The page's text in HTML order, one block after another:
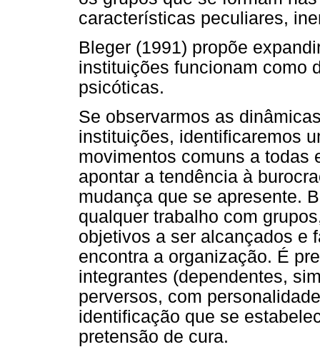
características peculiares,
Bleger (1991) propõe
instituições funcionam como
psicóticas.
Se observarmos as
instituições, identificaremos
movimentos comuns a todas
apontar a tendência à
mudança que se apresente.
qualquer trabalho com
objetivos a ser alcançados e
encontra a organização. É
integrantes (dependentes,
perversos, com
identificação que se
pretensão de cura.